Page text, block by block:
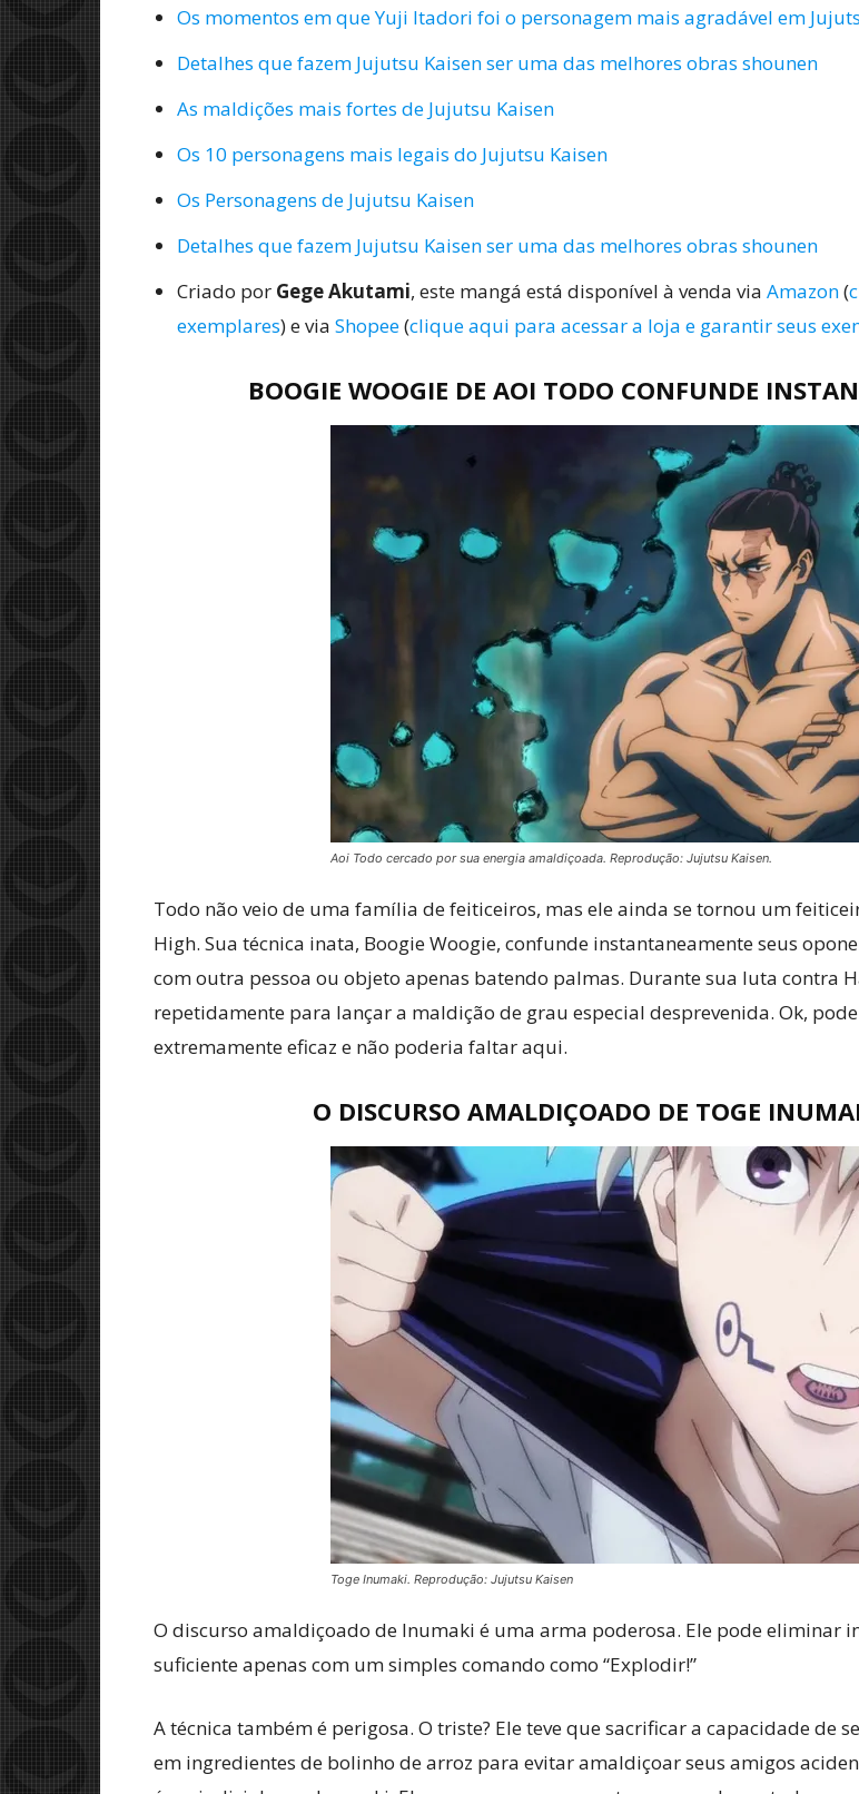
Os momentos em que Yuji Itadori foi o personagem mais agradável em
Detalhes que fazem Jujutsu Kaisen ser uma das melhores obras shounen
As maldições mais fortes de Jujutsu Kaisen
Os 10 personagens mais legais do Jujutsu Kaisen
Os Personagens de Jujutsu Kaisen
Detalhes que fazem Jujutsu Kaisen ser uma das melhores obras shounen
Criado por Gege Akutami, este mangá está disponível à venda via Amazon(
exemplares) e via Shopee(clique aqui para acessar a loja e garantir seus
BOOGIE WOOGIE DE AOI TODO CONFUNDE
Aoi Todo cercado por sua energia amaldiçoada. Reprodução: Jujutsu Kaisen.
Todo não veio de uma família de feiticeiros, mas ele ainda se tornou um
High. Sua técnica inata, Boogie Woogie, confunde instantaneamente seus
com outra pessoa ou objeto apenas batendo palmas. Durante sua luta contra
repetidamente para lançar a maldição de grau especial desprevenida. Ok,
extremamente eficaz e não poderia faltar aqui.
O DISCURSO AMALDIÇOADO DE TOGE
Toge Inumaki. Reprodução: Jujutsu Kaisen
O discurso amaldiçoado de Inumaki é uma arma poderosa. Ele pode eliminar
suficiente apenas com um simples comando como “Explodir!”
A técnica também é perigosa. O triste? Ele teve que sacrificar a capacidade de
em ingredientes de bolinho de arroz para evitar amaldiçoar seus amigos